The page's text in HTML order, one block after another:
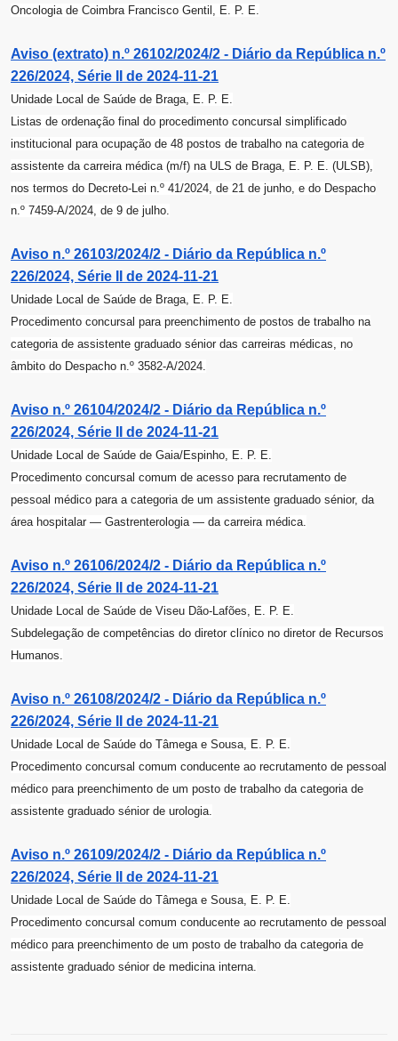
Oncologia de Coimbra Francisco Gentil, E. P. E.
Aviso (extrato) n.º 26102/2024/2 - Diário da República n.º
226/2024, Série II de 2024-11-21
Unidade Local de Saúde de Braga, E. P. E.
Listas de ordenação final do procedimento concursal simplificado
institucional para ocupação de 48 postos de trabalho na categoria de
assistente da carreira médica (m/f) na ULS de Braga, E. P. E. (ULSB),
nos termos do Decreto-Lei n.º 41/2024, de 21 de junho, e do Despacho
n.º 7459-A/2024, de 9 de julho.
Aviso n.º 26103/2024/2 - Diário da República n.º
226/2024, Série II de 2024-11-21
Unidade Local de Saúde de Braga, E. P. E.
Procedimento concursal para preenchimento de postos de trabalho na
categoria de assistente graduado sénior das carreiras médicas, no
âmbito do Despacho n.º 3582-A/2024.
Aviso n.º 26104/2024/2 - Diário da República n.º
226/2024, Série II de 2024-11-21
Unidade Local de Saúde de Gaia/Espinho, E. P. E.
Procedimento concursal comum de acesso para recrutamento de
pessoal médico para a categoria de um assistente graduado sénior, da
área hospitalar ― Gastrenterologia ― da carreira médica.
Aviso n.º 26106/2024/2 - Diário da República n.º
226/2024, Série II de 2024-11-21
Unidade Local de Saúde de Viseu Dão-Lafões, E. P. E.
Subdelegação de competências do diretor clínico no diretor de Recursos
Humanos.
Aviso n.º 26108/2024/2 - Diário da República n.º
226/2024, Série II de 2024-11-21
Unidade Local de Saúde do Tâmega e Sousa, E. P. E.
Procedimento concursal comum conducente ao recrutamento de pessoal
médico para preenchimento de um posto de trabalho da categoria de
assistente graduado sénior de urologia.
Aviso n.º 26109/2024/2 - Diário da República n.º
226/2024, Série II de 2024-11-21
Unidade Local de Saúde do Tâmega e Sousa, E. P. E.
Procedimento concursal comum conducente ao recrutamento de pessoal
médico para preenchimento de um posto de trabalho da categoria de
assistente graduado sénior de medicina interna.